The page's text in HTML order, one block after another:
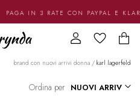
IN 3 RATE CON PAYPAL E
brand con nuovi arrivi donna / karl lagerfeld
Ordina per